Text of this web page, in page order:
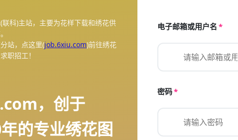
联科)主站，主要为花样下载和绣花供
站，点这里(job.6xiu.com)前往绣花
职招工！
，创于
的专业绣花图
电子邮箱或用户名 *
密码*